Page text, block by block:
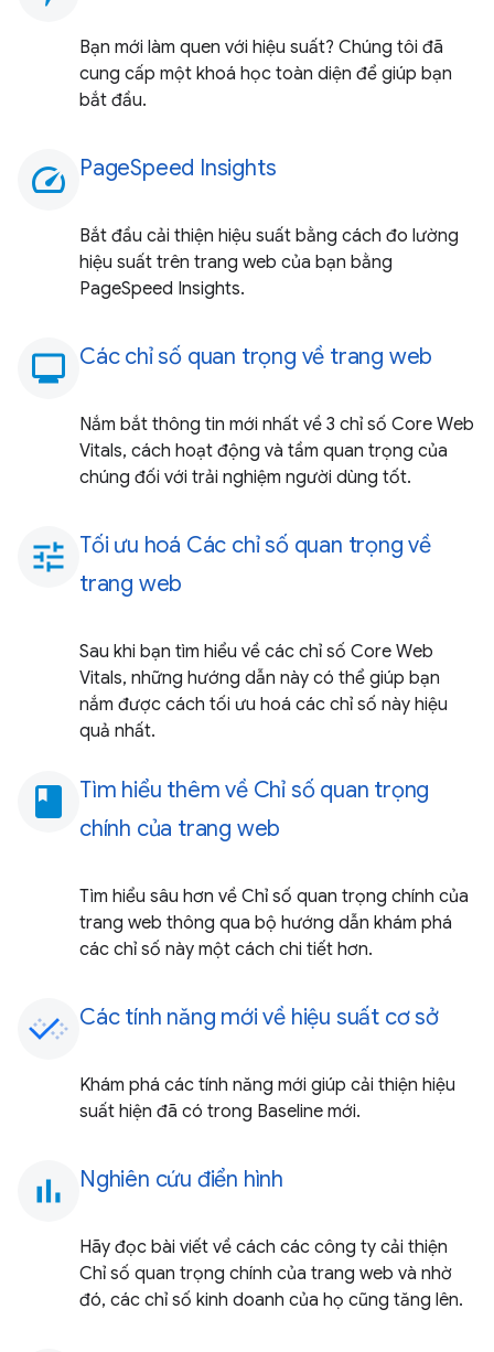
Bạn mới làm quen với hiệu suất? Chúng tôi đã
cung cấp một khoá học toàn diện để giúp bạn
bắt đầu.
speed PageSpeed Insights
Bắt đầu cải thiện hiệu suất bằng cách đo lường
hiệu suất trên trang web của bạn bằng
PageSpeed Insights.
monitoring
Các chỉ số quan trọng về trang web
Nắm bắt thông tin mới nhất về 3 chỉ số Core Web
Vitals, cách hoạt động và tầm quan trọng của
chúng đối với trải nghiệm người dùng tốt.
tune Tối ưu hoá Các chỉ số quan trọng về
trang web
Sau khi bạn tìm hiểu về các chỉ số Core Web
Vitals, những hướng dẫn này có thể giúp bạn
nắm được cách tối ưu hoá các chỉ số này hiệu
quả nhất.
book
Tìm hiểu thêm về Chỉ số quan trọng
chính của trang web
Tìm hiểu sâu hơn về Chỉ số quan trọng chính của
trang web thông qua bộ hướng dẫn khám phá
các chỉ số này một cách chi tiết hơn.
Các tính năng mới về hiệu suất cơ sở
Khám phá các tính năng mới giúp cải thiện hiệu
suất hiện đã có trong Baseline mới.
bar_chart Nghiên cứu điển hình
Hãy đọc bài viết về cách các công ty cải thiện
Chỉ số quan trọng chính của trang web và nhờ
đó, các chỉ số kinh doanh của họ cũng tăng lên.